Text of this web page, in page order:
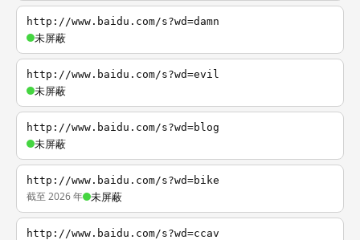
http://www.baidu.com/s?wd=damn
未屏蔽
http://www.baidu.com/s?wd=evil
未屏蔽
http://www.baidu.com/s?wd=blog
未屏蔽
http://www.baidu.com/s?wd=bike
截至 2026 年 未屏蔽
http://www.baidu.com/s?wd=ccav